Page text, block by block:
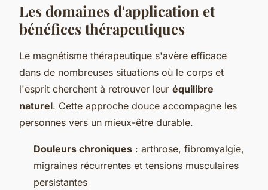
Les domaines d'application et
bénéfices thérapeutiques
Le magnétisme thérapeutique s'avère efficace
dans de nombreuses situations où le corps et
l'esprit cherchent à retrouver leur équilibre
naturel. Cette approche douce accompagne les
personnes vers un mieux-être durable.
Douleurs chroniques : arthrose, fibromyalgie,
migraines récurrentes et tensions musculaires
persistantes